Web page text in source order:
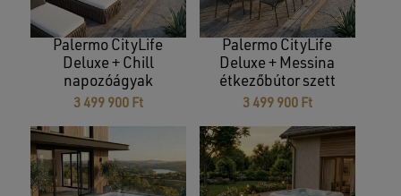
Palermo CityLife
Deluxe + Chill
napozóágyak
3 499 900 Ft
Palermo CityLife
Deluxe + Messina
étkezőbútor szett
3 499 900 Ft